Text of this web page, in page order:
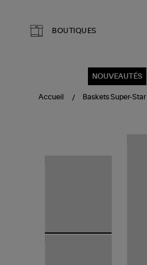
BOUTIQUES
NOUVEAUTÉS
Accueil Baskets Super-Star